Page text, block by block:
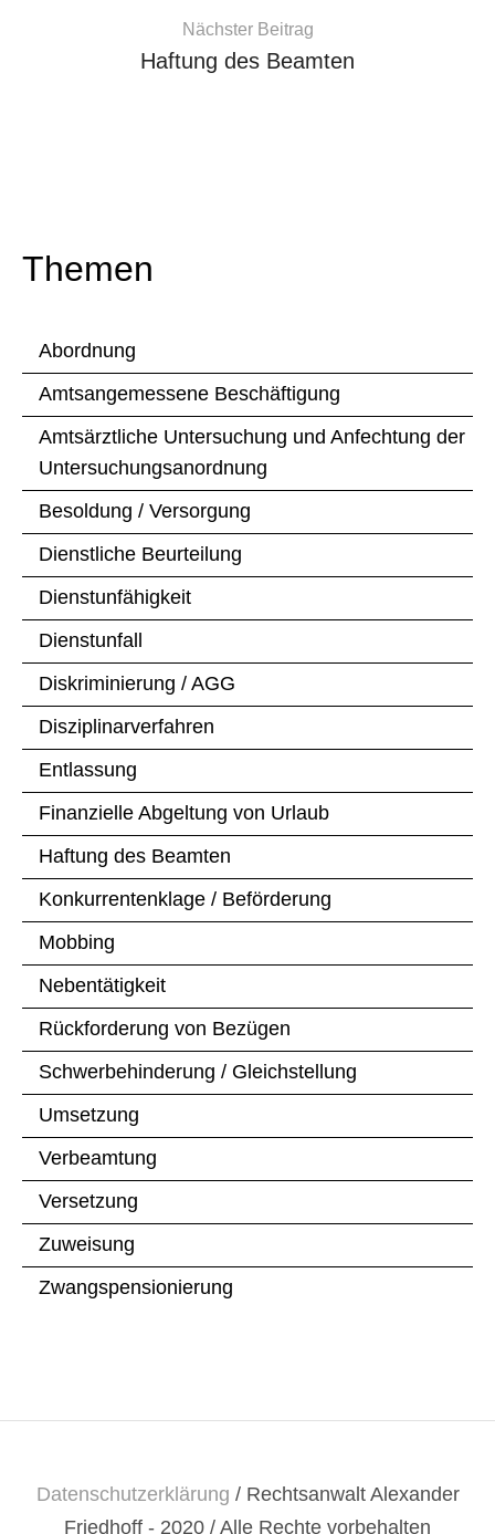
Nächster Beitrag
Haftung des Beamten
Themen
Abordnung
Amtsangemessene Beschäftigung
Amtsärztliche Untersuchung und Anfechtung der
Untersuchungsanordnung
Besoldung / Versorgung
Dienstliche Beurteilung
Dienstunfähigkeit
Dienstunfall
Diskriminierung / AGG
Disziplinarverfahren
Entlassung
Finanzielle Abgeltung von Urlaub
Haftung des Beamten
Konkurrentenklage / Beförderung
Mobbing
Nebentätigkeit
Rückforderung von Bezügen
Schwerbehinderung / Gleichstellung
Umsetzung
Verbeamtung
Versetzung
Zuweisung
Zwangspensionierung
Datenschutzerklärung / Rechtsanwalt Alexander
Friedhoff - 2020 / Alle Rechte vorbehalten